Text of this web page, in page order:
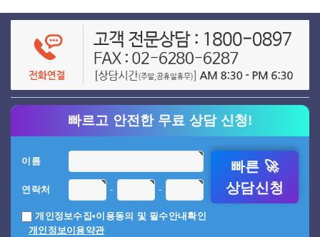
빠르고 안전한 무료 상담 신청!
이름
연락처 - -
개인정보수집•이용동의 및 필수안내확인
개인정보이용약관
빠른 🚀
상담신청